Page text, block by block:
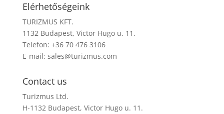
Elérhetőségeink
TURIZMUS KFT.
1132 Budapest, Victor Hugo u. 11.
Telefon: +36 70 476 3106
E-mail: sales@turizmus.com
Contact us
Turizmus Ltd.
H-1132 Budapest, Victor Hugo u. 11.